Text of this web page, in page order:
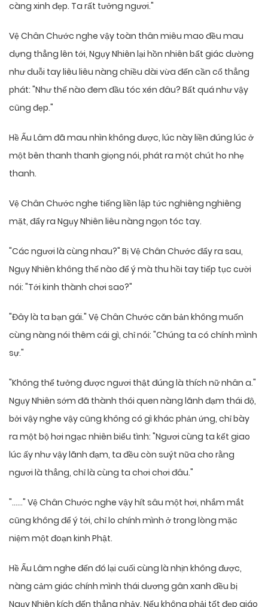
càng xinh đẹp. Ta rất tưởng ngươi."
Vệ Chân Chước nghe vậy toàn thân miêu mao đều mau
dựng thẳng lên tới, Ngụy Nhiên lại hồn nhiên bất giác dường
như duỗi tay liêu liêu nàng chiều dài vừa đến cần cổ thẳng
phát: "Như thế nào đem đầu tóc xén đâu? Bất quá như vậy
cũng đẹp."
Hề Ấu Lâm đã mau nhìn không được, lúc này liền đúng lúc ở
một bên thanh thanh giọng nói, phát ra một chút ho nhẹ
thanh.
Vệ Chân Chước nghe tiếng liền lập tức nghiêng nghiêng
mặt, đẩy ra Ngụy Nhiên liêu nàng ngọn tóc tay.
"Các ngươi là cùng nhau?" Bị Vệ Chân Chước đẩy ra sau,
Ngụy Nhiên không thế nào để ý mà thu hồi tay tiếp tục cười
nói: "Tới kinh thành chơi sao?"
"Đây là ta bạn gái." Vệ Chân Chước căn bản không muốn
cùng nàng nói thêm cái gì, chỉ nói: "Chúng ta có chính mình
sự."
"Không thể tưởng được ngươi thật đúng là thích nữ nhân a."
Ngụy Nhiên sớm đã thành thói quen nàng lãnh đạm thái độ,
bởi vậy nghe vậy cũng không có gì khác phản ứng, chỉ bày
ra một bộ hơi ngạc nhiên biểu tình: "Ngươi cùng ta kết giao
lúc ấy như vậy lãnh đạm, ta đều còn suýt nữa cho rằng
ngươi là thẳng, chỉ là cùng ta chơi chơi đâu."
"……" Vệ Chân Chước nghe vậy hít sâu một hơi, nhắm mắt
cũng không để ý tới, chỉ lo chính mình ở trong lòng mặc
niệm một đoạn kinh Phật.
Hề Ấu Lâm nghe đến đó lại cuối cùng là nhịn không được,
nàng cảm giác chính mình thái dương gân xanh đều bị
Ngụy Nhiên kích đến thẳng nhảy. Nếu không phải tốt đẹp giáo